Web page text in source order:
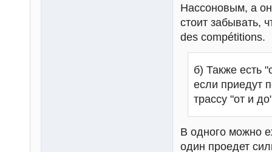
Нассоновым, а
стоит забывать,
des compétitions.
б) Также есть
если приедут
трассу "от и
В одного можно
один проедет